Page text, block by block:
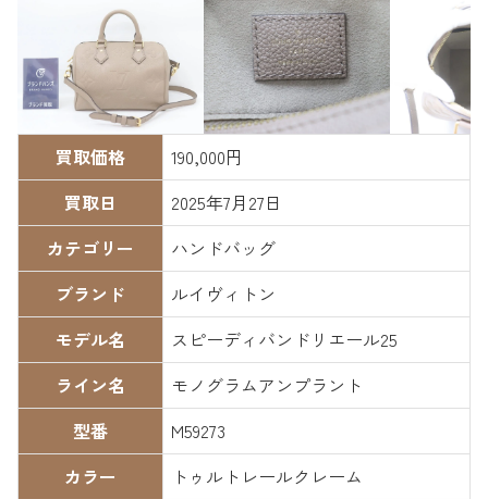
買取価格
190,000円
買取日
2025年7月27日
カテゴリー
ハンドバッグ
ブランド
ルイヴィトン
モデル名
スピーディバンドリエール25
ライン名
モノグラムアンプラント
型番
M59273
カラー
トゥルトレールクレーム